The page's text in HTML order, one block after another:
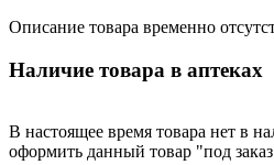
Описание товара временно
Наличие товара в аптеках
В настоящее время товара нет в
оформить данный товар "под